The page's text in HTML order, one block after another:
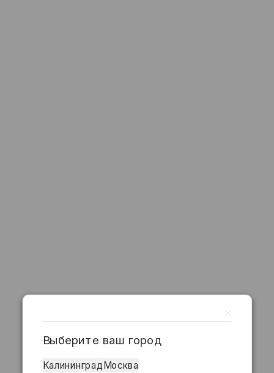
Выберите ваш город
КалининградМосква